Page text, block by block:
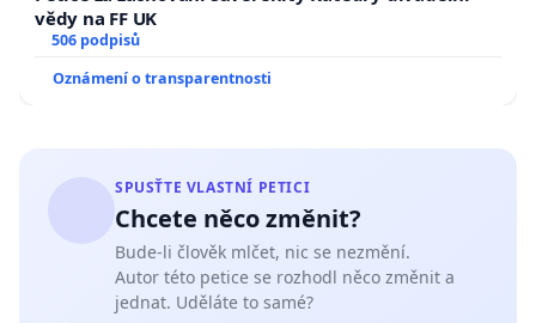
vědy na FF UK
506 podpisů
Oznámení o transparentnosti
SPUSŤTE VLASTNÍ PETICI
Chcete něco změnit?
Bude-li člověk mlčet, nic se nezmění.
Autor této petice se rozhodl něco změnit a
jednat. Uděláte to samé?